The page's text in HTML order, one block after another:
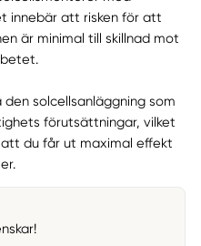
innebär att risken för att
är minimal till skillnad mot
solcellsanläggning som
förutsättningar, vilket
du får ut maximal effekt